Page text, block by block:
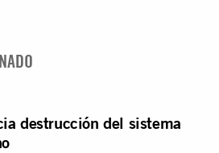
destrucción del sistema